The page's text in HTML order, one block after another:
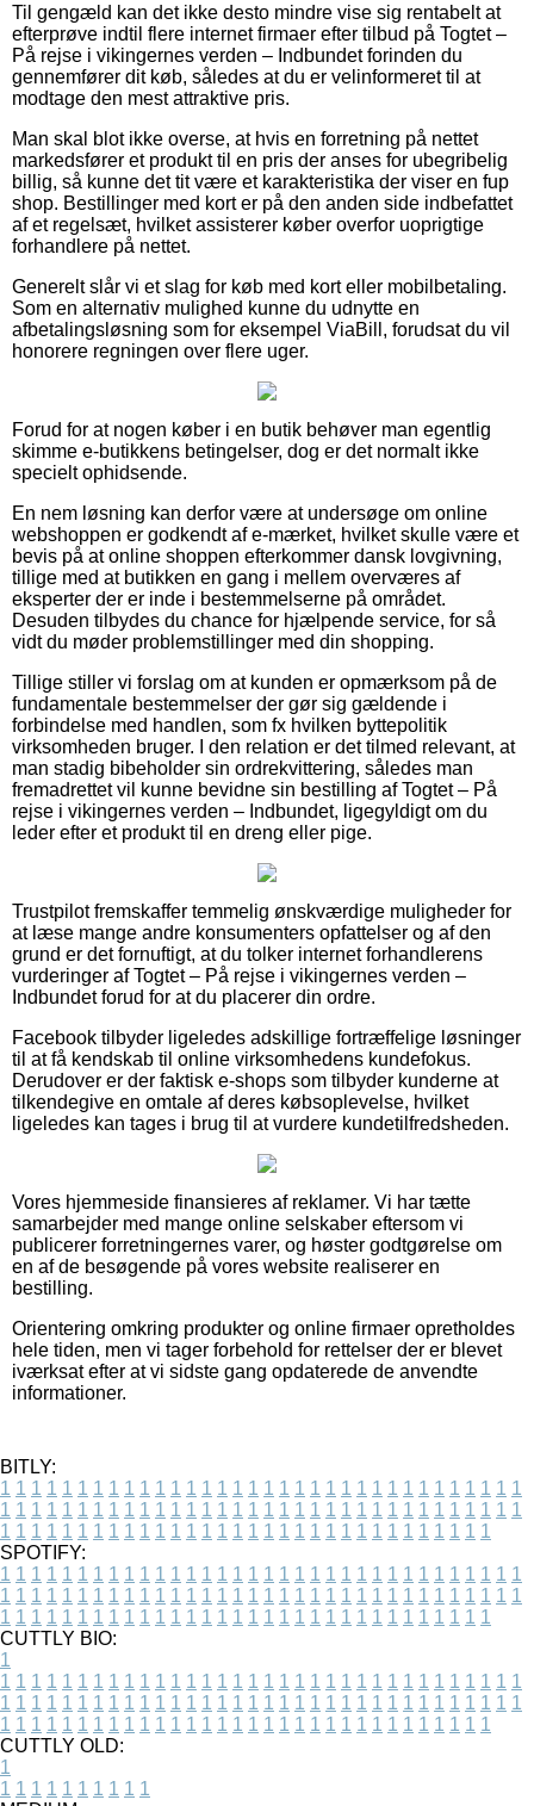
Til gengæld kan det ikke desto mindre vise sig rentabelt at
efterprøve indtil flere internet firmaer efter tilbud på Togtet –
På rejse i vikingernes verden – Indbundet forinden du
gennemfører dit køb, således at du er velinformeret til at
modtage den mest attraktive pris.
Man skal blot ikke overse, at hvis en forretning på nettet
markedsfører et produkt til en pris der anses for ubegribelig
billig, så kunne det tit være et karakteristika der viser en fup
shop. Bestillinger med kort er på den anden side indbefattet
af et regelsæt, hvilket assisterer køber overfor uoprigtige
forhandlere på nettet.
Generelt slår vi et slag for køb med kort eller mobilbetaling.
Som en alternativ mulighed kunne du udnytte en
afbetalingsløsning som for eksempel ViaBill, forudsat du vil
honorere regningen over flere uger.
Forud for at nogen køber i en butik behøver man egentlig
skimme e-butikkens betingelser, dog er det normalt ikke
specielt ophidsende.
En nem løsning kan derfor være at undersøge om online
webshoppen er godkendt af e-mærket, hvilket skulle være et
bevis på at online shoppen efterkommer dansk lovgivning,
tillige med at butikken en gang i mellem overværes af
eksperter der er inde i bestemmelserne på området.
Desuden tilbydes du chance for hjælpende service, for så
vidt du møder problemstillinger med din shopping.
Tillige stiller vi forslag om at kunden er opmærksom på de
fundamentale bestemmelser der gør sig gældende i
forbindelse med handlen, som fx hvilken byttepolitik
virksomheden bruger. I den relation er det tilmed relevant, at
man stadig bibeholder sin ordrekvittering, således man
fremadrettet vil kunne bevidne sin bestilling af Togtet – På
rejse i vikingernes verden – Indbundet, ligegyldigt om du
leder efter et produkt til en dreng eller pige.
Trustpilot fremskaffer temmelig ønskværdige muligheder for
at læse mange andre konsumenters opfattelser og af den
grund er det fornuftigt, at du tolker internet forhandlerens
vurderinger af Togtet – På rejse i vikingernes verden –
Indbundet forud for at du placerer din ordre.
Facebook tilbyder ligeledes adskillige fortræffelige løsninger
til at få kendskab til online virksomhedens kundefokus.
Derudover er der faktisk e-shops som tilbyder kunderne at
tilkendegive en omtale af deres købsoplevelse, hvilket
ligeledes kan tages i brug til at vurdere kundetilfredsheden.
Vores hjemmeside finansieres af reklamer. Vi har tætte
samarbejder med mange online selskaber eftersom vi
publicerer forretningernes varer, og høster godtgørelse om
en af de besøgende på vores website realiserer en
bestilling.
Orientering omkring produkter og online firmaer opretholdes
hele tiden, men vi tager forbehold for rettelser der er blevet
iværksat efter at vi sidste gang opdaterede de anvendte
informationer.
BITLY:
1 1 1 1 1 1 1 1 1 1 1 1 1 1 1 1 1 1 1 1 1 1 1 1 1 1 1 1 1 1 1 1 1 1
1 1 1 1 1 1 1 1 1 1 1 1 1 1 1 1 1 1 1 1 1 1 1 1 1 1 1 1 1 1 1 1 1 1
1 1 1 1 1 1 1 1 1 1 1 1 1 1 1 1 1 1 1 1 1 1 1 1 1 1 1 1 1 1 1 1
SPOTIFY:
1 1 1 1 1 1 1 1 1 1 1 1 1 1 1 1 1 1 1 1 1 1 1 1 1 1 1 1 1 1 1 1 1 1
1 1 1 1 1 1 1 1 1 1 1 1 1 1 1 1 1 1 1 1 1 1 1 1 1 1 1 1 1 1 1 1 1 1
1 1 1 1 1 1 1 1 1 1 1 1 1 1 1 1 1 1 1 1 1 1 1 1 1 1 1 1 1 1 1 1
CUTTLY BIO:
1
1 1 1 1 1 1 1 1 1 1 1 1 1 1 1 1 1 1 1 1 1 1 1 1 1 1 1 1 1 1 1 1 1 1
1 1 1 1 1 1 1 1 1 1 1 1 1 1 1 1 1 1 1 1 1 1 1 1 1 1 1 1 1 1 1 1 1 1
1 1 1 1 1 1 1 1 1 1 1 1 1 1 1 1 1 1 1 1 1 1 1 1 1 1 1 1 1 1 1 1
CUTTLY OLD:
1
1 1 1 1 1 1 1 1 1 1